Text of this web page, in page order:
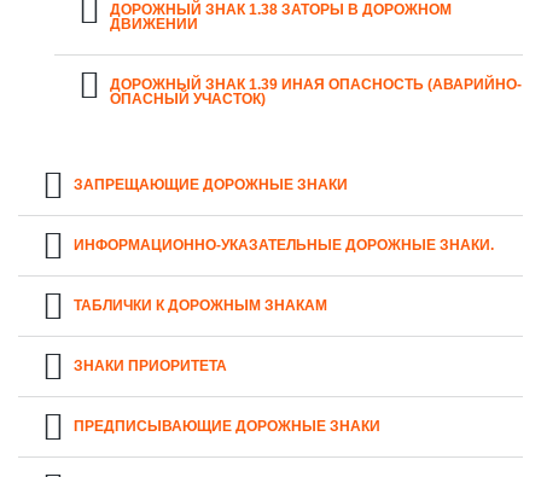
ДОРОЖНЫЙ ЗНАК 1.38 ЗАТОРЫ В ДОРОЖНОМ
ДВИЖЕНИИ
ДОРОЖНЫЙ ЗНАК 1.39 ИНАЯ ОПАСНОСТЬ (АВАРИЙНО-
ОПАСНЫЙ УЧАСТОК)
ЗАПРЕЩАЮЩИЕ ДОРОЖНЫЕ ЗНАКИ
ИНФОРМАЦИОННО-УКАЗАТЕЛЬНЫЕ ДОРОЖНЫЕ ЗНАКИ.
ТАБЛИЧКИ К ДОРОЖНЫМ ЗНАКАМ
ЗНАКИ ПРИОРИТЕТА
ПРЕДПИСЫВАЮЩИЕ ДОРОЖНЫЕ ЗНАКИ